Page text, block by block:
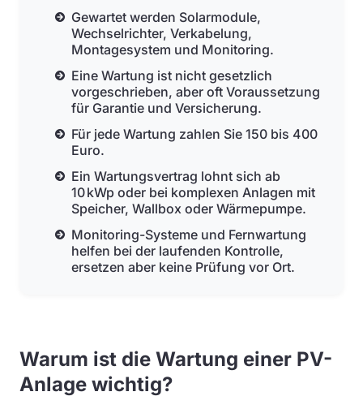
Gewartet werden Solarmodule,
Wechselrichter, Verkabelung,
Montagesystem und Monitoring.
Eine Wartung ist nicht gesetzlich
vorgeschrieben, aber oft Voraussetzung
für Garantie und Versicherung.
Für jede Wartung zahlen Sie 150 bis 400
Euro.
Ein Wartungsvertrag lohnt sich ab
10 kWp oder bei komplexen Anlagen mit
Speicher, Wallbox oder Wärmepumpe.
Monitoring-Systeme und Fernwartung
helfen bei der laufenden Kontrolle,
ersetzen aber keine Prüfung vor Ort.
Warum ist die Wartung einer PV-
Anlage wichtig?